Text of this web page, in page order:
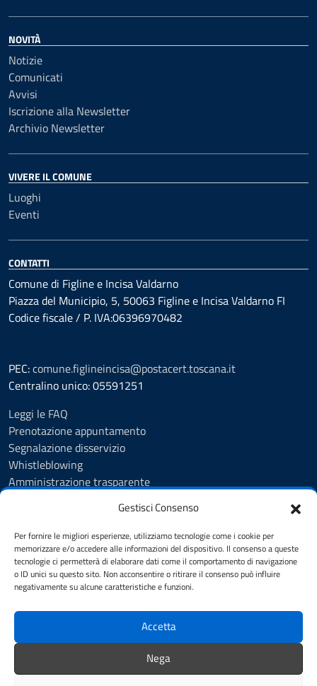
Gestisci Consenso
Per fornire le migliori esperienze, utilizziamo tecnologie come i cookie per
memorizzare e/o accedere alle informazioni del dispositivo. Il consenso a queste
tecnologie ci permetterà di elaborare dati come il comportamento di navigazione
o ID unici su questo sito. Non acconsentire o ritirare il consenso può influire
negativamente su alcune caratteristiche e funzioni.
Accetta
Nega
NOVITÀ
Notizie
Comunicati
Avvisi
Iscrizione alla Newsletter
Archivio Newsletter
VIVERE IL COMUNE
Luoghi
Eventi
CONTATTI
Comune di Figline e Incisa Valdarno
Piazza del Municipio, 5, 50063 Figline e Incisa Valdarno FI
Codice fiscale / P. IVA:06396970482
PEC:comune.figlineincisa@postacert.toscana.it
Centralino unico: 05591251
Leggi le FAQ
Prenotazione appuntamento
Segnalazione disservizio
Whistleblowing
Amministrazione trasparente
Albo Pretorio
Cookie Policy
Informativa privacy
Dichiarazione di accessibilità
SEGUICI SU
Facebook Instagram YouTube